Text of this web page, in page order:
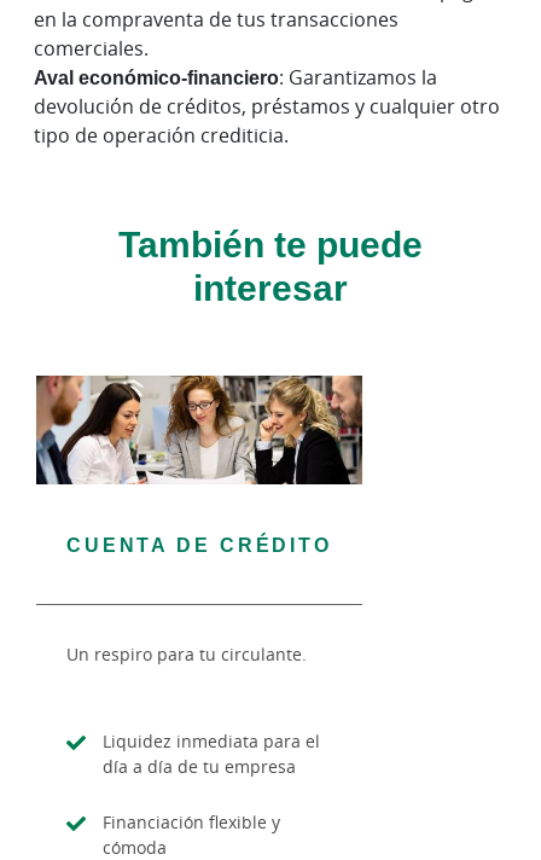
en la compraventa de tus transacciones
comerciales.
Aval económico-financiero: Garantizamos la
devolución de créditos, préstamos y cualquier otro
tipo de operación crediticia.
También te puede
interesar
CUENTA DE CRÉDITO
Un respiro para tu circulante.
Liquidez inmediata para el
día a día de tu empresa
Financiación flexible y
cómoda